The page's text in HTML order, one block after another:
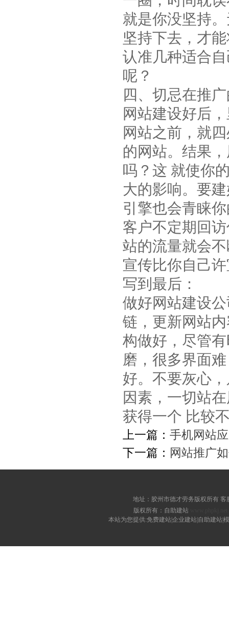
就是你没坚持
坚持下去，才
认准几种适合
呢？
四、切忌在推
网站建设好后
网站之前，就
的网站。结果
吗？这 就使你
大的影响。要
引擎也会青睐
客户不定期回
站的流量就会
宣传比你自己
写到最后：
做好网站建设
链，更新网站
构做好，尽管
磨，很多界面
好。不要灰心
因素，一切站
获得一个 比较
上一篇： 手机网站
下一篇： 网站推广
地址：胶州市德才劳务版权所有 客
版权所有：自助建站
本站为您提供:免费建站|企业建站|自助建站|